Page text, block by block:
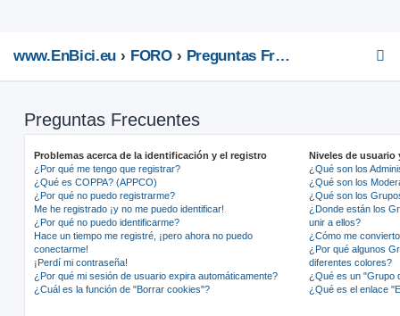
www.EnBici.eu FORO Preguntas Frecuentes
Preguntas Frecuentes
Problemas acerca de la identificación y el registro
¿Por qué me tengo que registrar?
¿Qué es COPPA? (APPCO)
¿Por qué no puedo registrarme?
Me he registrado ¡y no me puedo identificar!
¿Por qué no puedo identificarme?
Hace un tiempo me registré, ¡pero ahora no puedo
conectarme!
¡Perdí mi contraseña!
¿Por qué mi sesión de usuario expira automáticamente?
¿Cuál es la función de "Borrar cookies"?
Niveles de usuario
¿Qué son los
¿Qué son los
¿Qué son los
¿Donde están los
unir a ellos?
¿Cómo me
¿Por qué algunos
diferentes colores?
¿Qué es un "Grupo
¿Qué es el enlace